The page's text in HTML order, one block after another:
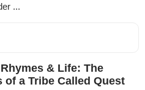
...
& Life: The
of a Tribe Called Quest